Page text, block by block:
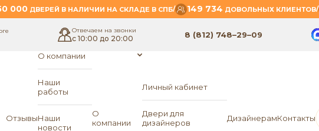
000ДВЕРЕЙ В НАЛИЧИИ НА СКЛАДЕ В СПБ/ 149 734 ДОВОЛЬНЫХ КЛИЕНТОВ/
Отвечаем на звонки
с 10:00 до 20:00 8 (812) 748–29–09
Отзывы
О
компании
О компании
Наши
работы
Наши
новости
Дизайнерам
Личный кабинет
Двери для
дизайнеров
Контакты
ЛОРД - Дольче 2.2